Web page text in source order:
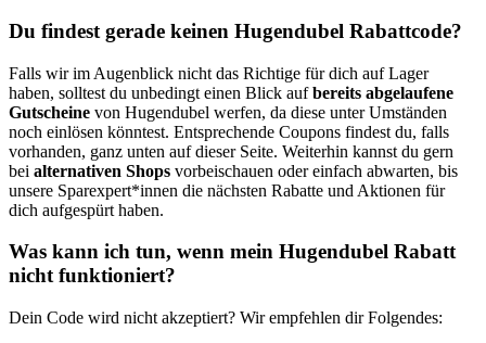
Du findest gerade keinen Hugendubel Rabattcode?
Falls wir im Augenblick nicht das Richtige für dich auf Lager
haben, solltest du unbedingt einen Blick aufbereits abgelaufene
Gutscheine von Hugendubel werfen, da diese unter Umständen
noch einlösen könntest. Entsprechende Coupons findest du, falls
vorhanden, ganz unten auf dieser Seite. Weiterhin kannst du gern
bei alternativen Shops vorbeischauen oder einfach abwarten, bis
unsere Sparexpert*innen die nächsten Rabatte und Aktionen für
dich aufgespürt haben.
Was kann ich tun, wenn mein Hugendubel Rabatt
nicht funktioniert?
Dein Code wird nicht akzeptiert? Wir empfehlen dir Folgendes: